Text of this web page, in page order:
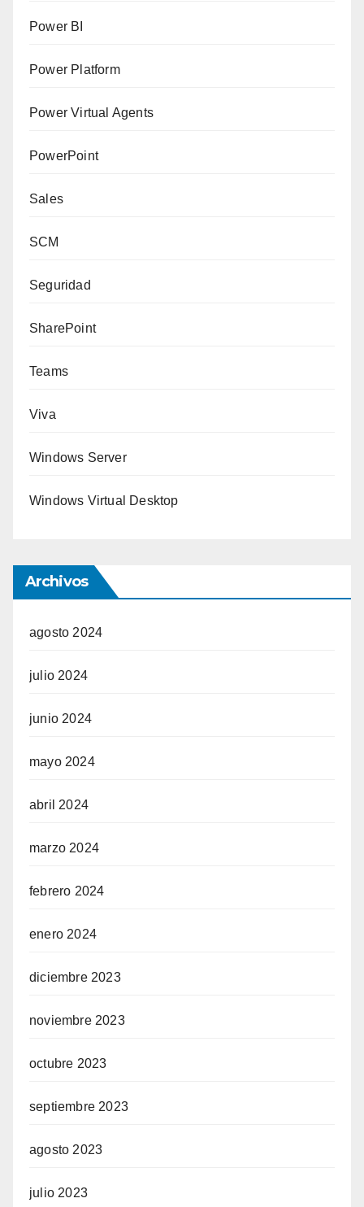
Power BI
Power Platform
Power Virtual Agents
PowerPoint
Sales
SCM
Seguridad
SharePoint
Teams
Viva
Windows Server
Windows Virtual Desktop
Archivos
agosto 2024
julio 2024
junio 2024
mayo 2024
abril 2024
marzo 2024
febrero 2024
enero 2024
diciembre 2023
noviembre 2023
octubre 2023
septiembre 2023
agosto 2023
julio 2023